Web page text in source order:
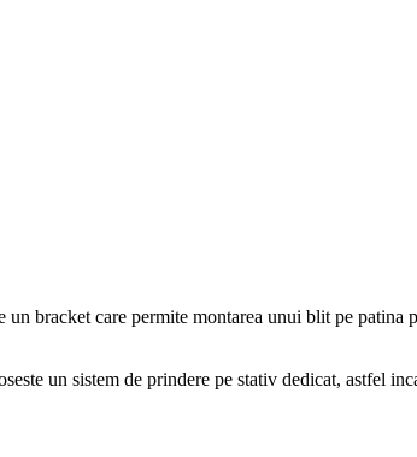
bracket care permite montarea unui blit pe
un sistem de prindere pe stativ dedicat, astfel